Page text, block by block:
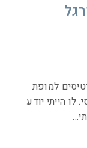
למופת
הייתי יודע